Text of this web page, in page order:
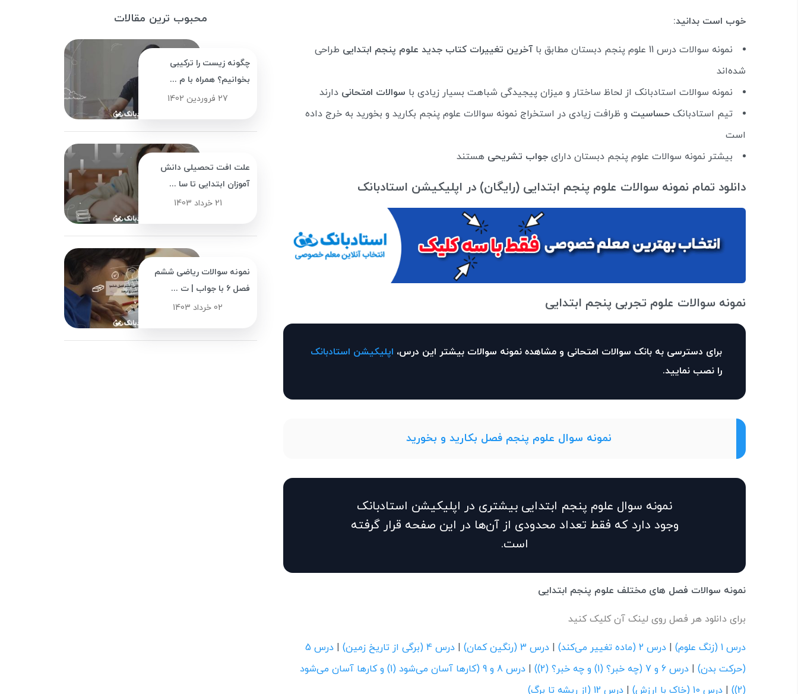
خوب است بدانید:
نمونه سوالات درس 11 علوم پنجم دبستان مطابق با آخرین تغییرات کتاب جدید علوم پنجم ابتدایی طراحی
شده‌اند
نمونه سوالات استادبانک از لحاظ ساختار و میزان پیجیدگی شباهت بسیار زیادی با سوالات امتحانی دارند
تیم استادبانک حساسیت و ظرافت زیادی در استخراج نمونه سوالات علوم پنجم بکارید و بخورید به خرج داده
است
بیشتر نمونه سوالات علوم پنجم دبستان دارای جواب تشریحی هستند
دانلود تمام نمونه سوالات علوم پنجم ابتدایی (رایگان) در اپلیکیشن استادبانک
نمونه سوالات علوم تجربی پنجم ابتدایی
برای دسترسی به بانک سوالات امتحانی و مشاهده نمونه سوالات بیشتر این درس، اپلیکیشن استادبانک
را نصب نمایید.
نمونه سوال علوم پنجم فصل بکارید و بخورید
نمونه سوال علوم پنجم ابتدایی بیشتری در اپلیکیشن استادبانک
وجود دارد که فقط تعداد محدودی از آن‌ها در این صفحه قرار گرفته
است.
نمونه سوالات فصل های مختلف علوم پنجم ابتدایی
برای دانلود هر فصل روی لینک آن کلیک کنید
درس 1 (زنگ علوم) درس 2 (ماده تغییر می‌کند) درس 3 (رنگین کمان) درس 4 (برگی از تاریخ زمین)
درس 5
(حرکت بدن)
درس 6 و 7 (چه خبر؟ (1) و چه خبر؟ (2))
درس 8 و 9 (کارها آسان می‌شود (1) و کارها آسان می‌شود
(2))
درس 10 (خاک با ارزش) درس 12 (از ریشه تا برگ)
محبوب ترین مقالات
چگونه زیست را ترکیبی
بخوانیم؟ همراه با م ...
27 فروردین 1402
علت افت تحصیلی دانش
آموزان ابتدایی تا سا ...
21 خرداد 1403
نمونه سوالات ریاضی ششم
فصل 6 با جواب | ت ...
02 خرداد 1403